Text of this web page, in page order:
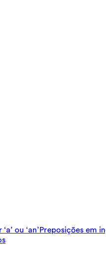
ou ‘an’Preposições em